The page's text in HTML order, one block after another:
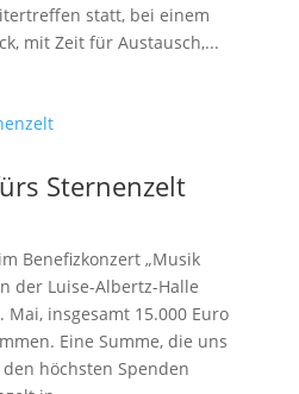
statt, bei einem
mit Zeit für Austausch,...
Sternenzelt
Benefizkonzert „Musik
der Luise-Albertz-Halle
Mai, insgesamt 15.000 Euro
Eine Summe, die uns
höchsten Spenden